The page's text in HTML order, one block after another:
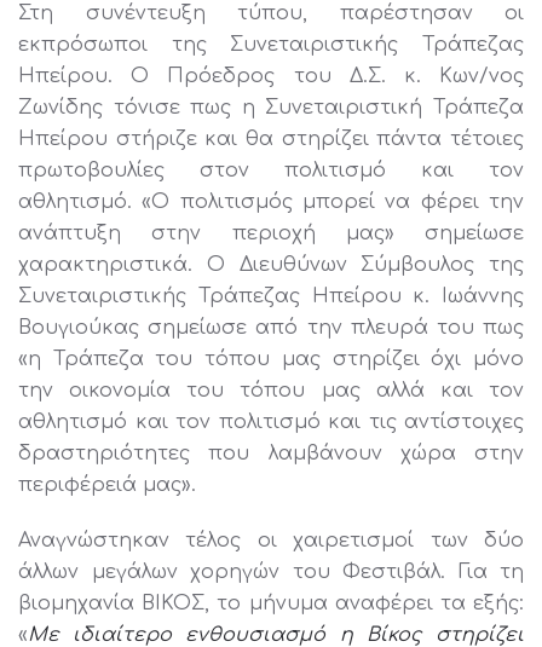
Στη συνέντευξη τύπου, παρέστησαν οι
εκπρόσωποι της Συνεταιριστικής Τράπεζας
Ηπείρου. Ο Πρόεδρος του Δ.Σ. κ. Κων/νος
Ζωνίδης τόνισε πως η Συνεταιριστική Τράπεζα
Ηπείρου στήριζε και θα στηρίζει πάντα τέτοιες
πρωτοβουλίες στον πολιτισμό και τον
αθλητισμό. «Ο πολιτισμός μπορεί να φέρει την
ανάπτυξη στην περιοχή μας» σημείωσε
χαρακτηριστικά. Ο Διευθύνων Σύμβουλος της
Συνεταιριστικής Τράπεζας Ηπείρου κ. Ιωάννης
Βουγιούκας σημείωσε από την πλευρά του πως
«η Τράπεζα του τόπου μας στηρίζει όχι μόνο
την οικονομία του τόπου μας αλλά και τον
αθλητισμό και τον πολιτισμό και τις αντίστοιχες
δραστηριότητες που λαμβάνουν χώρα στην
περιφέρειά μας».
Αναγνώστηκαν τέλος οι χαιρετισμοί των δύο
άλλων μεγάλων χορηγών του Φεστιβάλ. Για τη
βιομηχανία ΒΙΚΟΣ, το μήνυμα αναφέρει τα εξής:
«Με ιδιαίτερο ενθουσιασμό η Βίκος στηρίζει